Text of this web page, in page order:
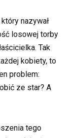
nazywał
losowej torby
Tak
kobiety, to
problem:
ze star? A
tego